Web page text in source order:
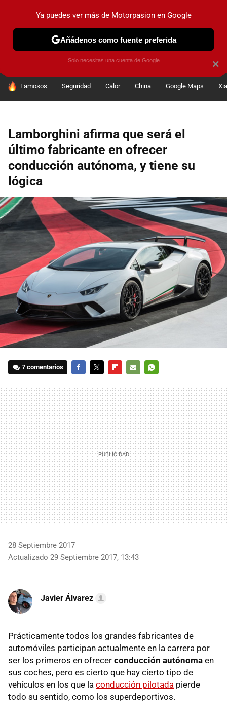
PRUEBAS COCHES ELÉCTRICOS OBSERVATORIO
HOY SE HABLA DE
Famosos Seguridad Calor China Google Maps
Lamborghini afirma que será el
último fabricante en ofrecer
conducción autónoma, y tiene su
lógica
7 comentarios
MAIL
28 Septiembre 2017
Actualizado 29 Septiembre 2017, 13:43
Javier Álvarez
Prácticamente todos los grandes fabricantes de
automóviles participan actualmente en la carrera por
ser los primeros en ofrecer conducción autónoma en
sus coches, pero es cierto que hay cierto tipo de
vehículos en los que la conducción pilotada pierde
todo su sentido, como los superdeportivos.
×
Ya puedes ver más de Motorpasion en Google
Añádenos como fuente preferida
Solo necesitas una cuenta de Google